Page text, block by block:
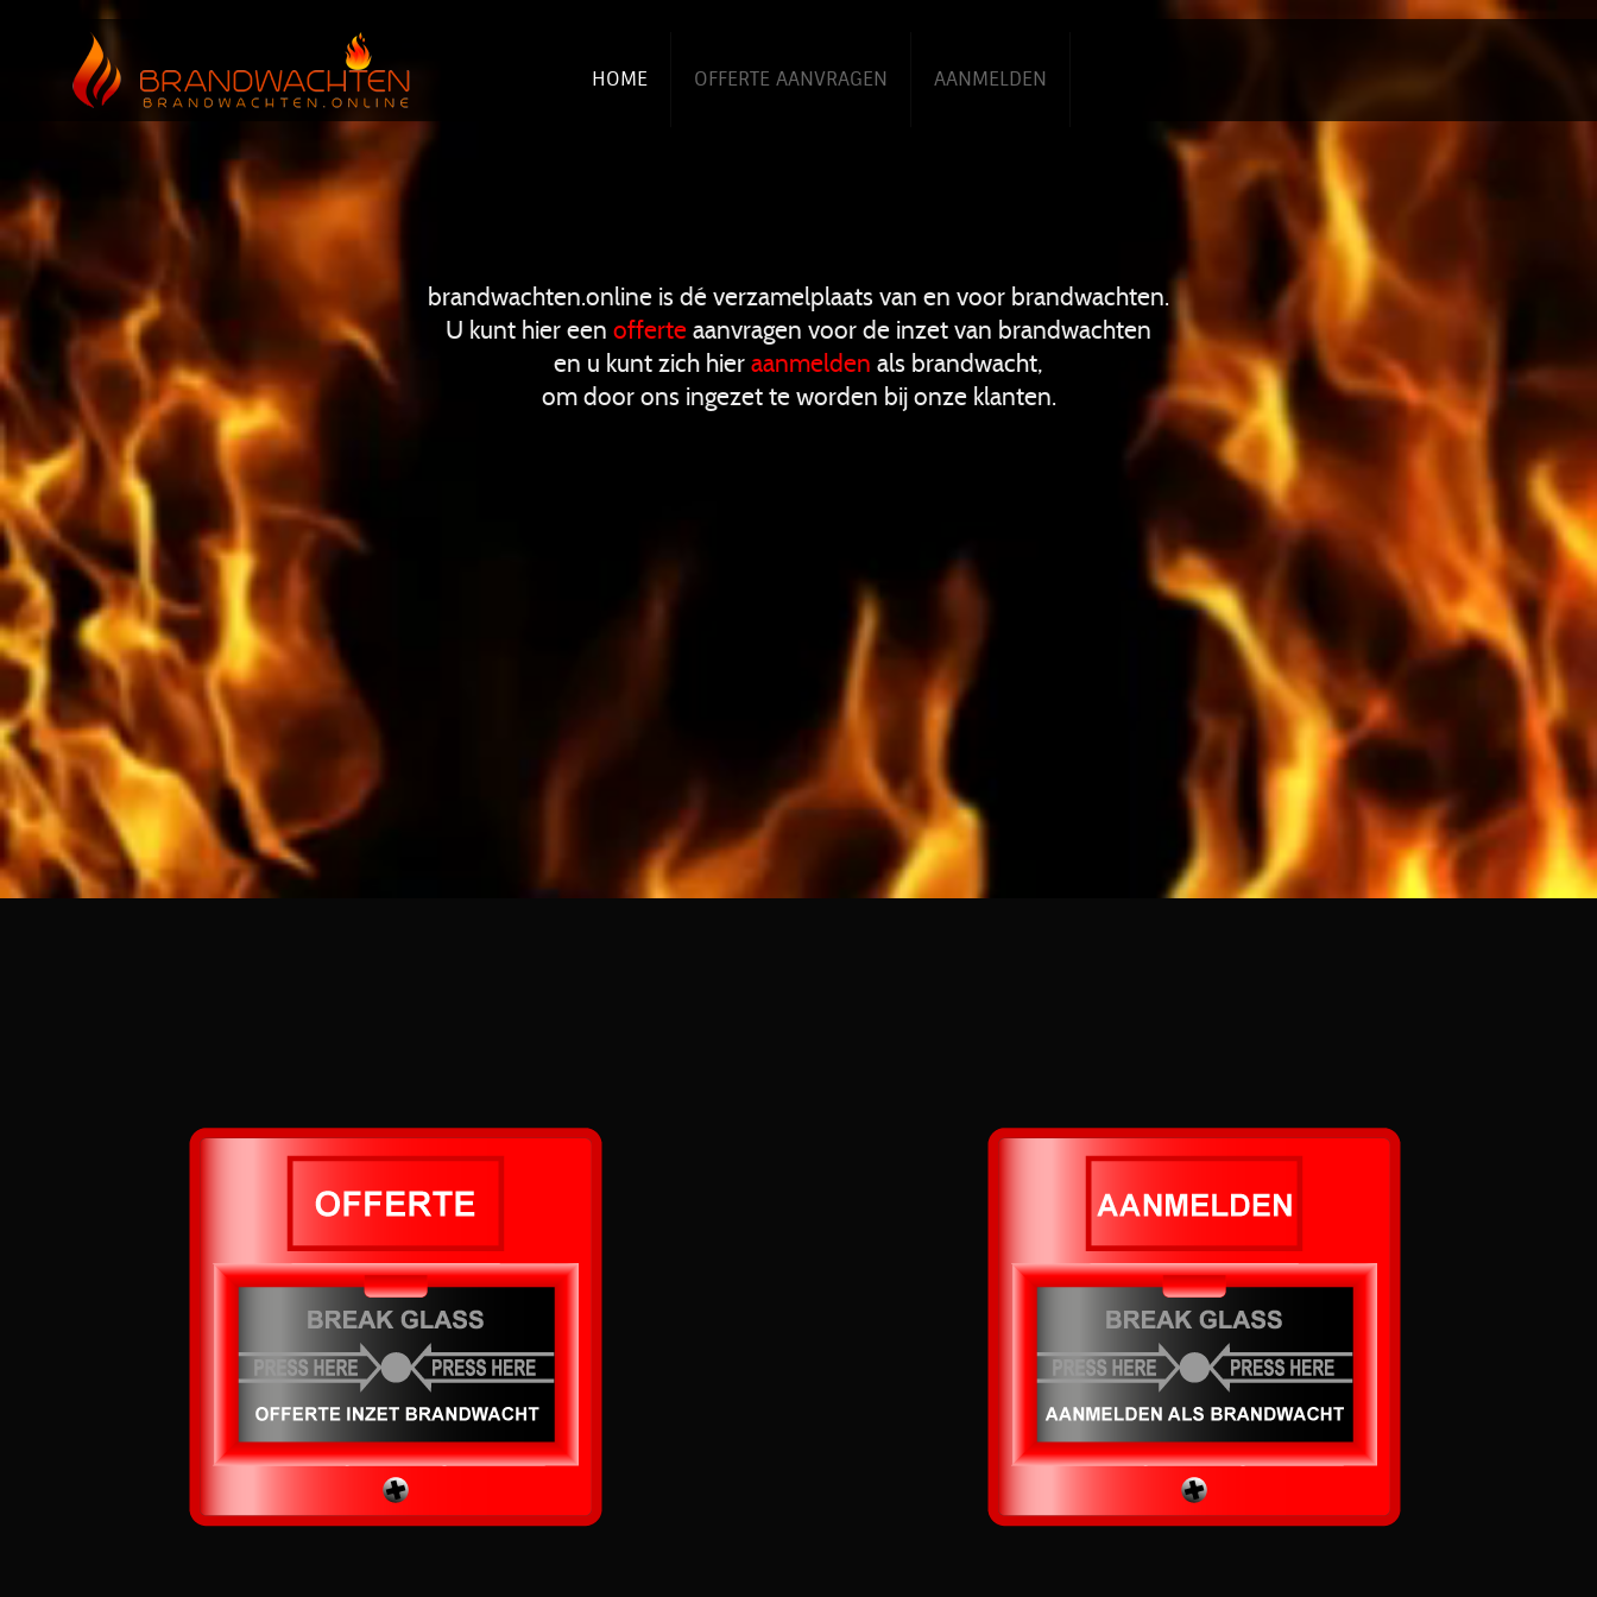
HOME OFFERTE AANVRAGEN AANMELDEN
brandwachten.online is dé verzamelplaats van en voor brandwachten.
U kunt hier een offerteaanvragen voor de inzet van brandwachten
en u kunt zich hieraanmelden als brandwacht,
om door ons ingezet te worden bij onze klanten.